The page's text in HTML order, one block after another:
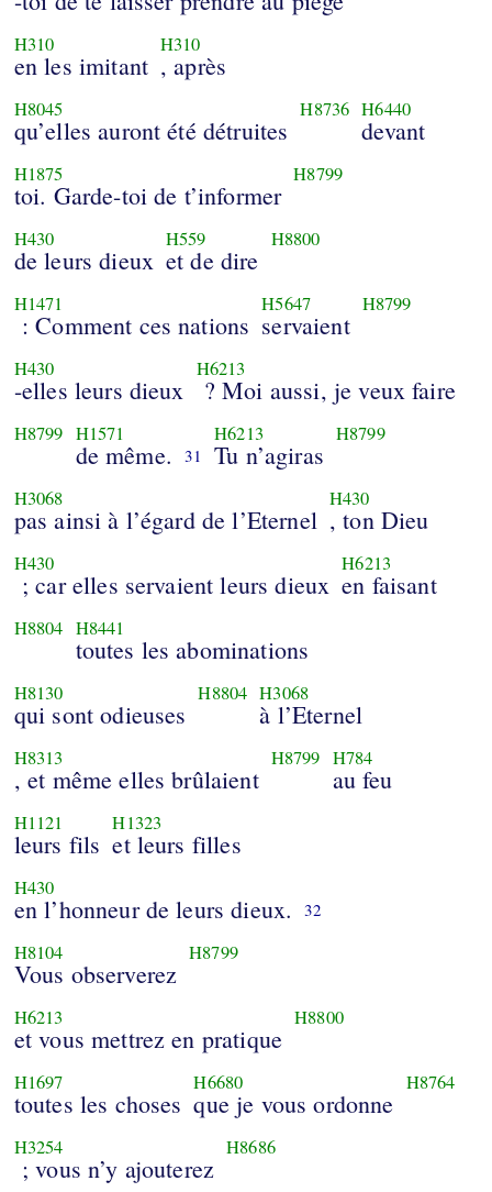
H310
en les imitant
H310
, après
H8045
qu’elles auront été détruites
H8736 H6440
devant
H1875
toi. Garde-toi de t’informer
H8799
H430
de leurs dieux
H559
et de dire
H8800
H1471
: Comment ces nations
H5647
servaient
H8799
H430
-elles leurs dieux
H6213
? Moi aussi, je veux faire
H8799 H1571
de même. 31
H6213
Tu n’agiras
H8799
H3068
pas ainsi à l’égard de l’Eternel
H430
, ton Dieu
H430
; car elles servaient leurs dieux
H6213
en faisant
H8804 H8441
toutes les abominations
H8130
qui sont odieuses
H8804 H3068
à l’Eternel
H8313
, et même elles brûlaient
H8799 H784
au feu
H1121
leurs fils
H1323
et leurs filles
H430
en l’honneur de leurs dieux. 32
H8104
Vous observerez
H8799
H6213
et vous mettrez en pratique
H8800
H1697
toutes les choses
H6680
que je vous ordonne
H8764
H3254
; vous n’y ajouterez
H8686